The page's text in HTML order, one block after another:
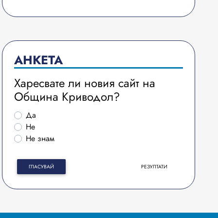
АНКЕТА
Харесвате ли новия сайт на
Община Криводол?
Да
Не
Не знам
ГЛАСУВАЙ РЕЗУЛТАТИ